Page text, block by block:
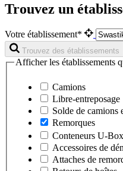
Trouvez un
Votre établissement*
Trouvez des établissements
Afficher les établissements
Camions
Libre-entreposage
Solde de camions
Remorques
Conteneurs U-Box
Accessoires de
Attaches de